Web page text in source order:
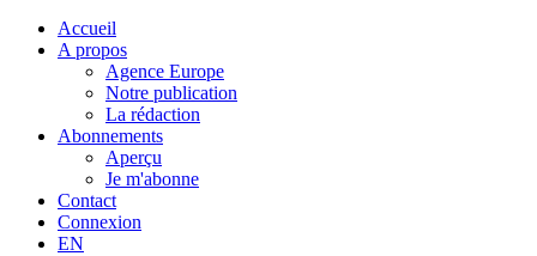
Accueil
A propos
Agence Europe
Notre publication
La rédaction
Abonnements
Aperçu
Je m'abonne
Contact
Connexion
EN